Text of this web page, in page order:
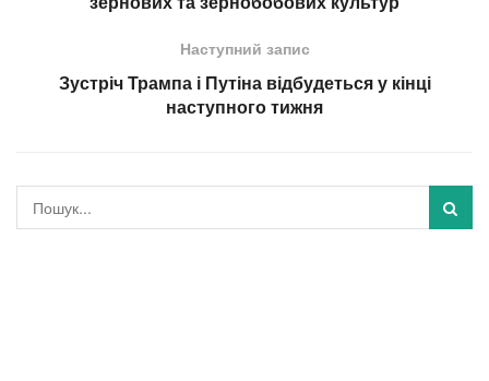
Наступний запис
Зустріч Трампа і Путіна відбудеться у кінці
наступного тижня